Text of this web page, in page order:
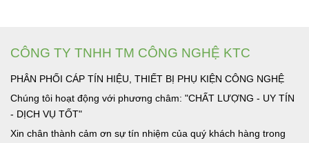
CÔNG TY TNHH TM CÔNG NGHỆ KTC
PHÂN PHỐI CÁP TÍN HIỆU, THIẾT BỊ PHỤ KIỆN CÔNG NGHỆ
Chúng tôi hoạt động với phương châm: "CHẤT LƯỢNG - UY TÍN
- DỊCH VỤ TỐT"
Xin chân thành cảm ơn sự tín nhiệm của quý khách hàng trong